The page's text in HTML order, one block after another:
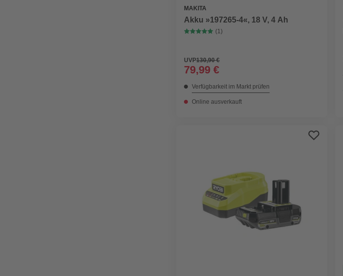
MAKITA
Akku »197265-4«, 18 V, 4 Ah
(1)
UVP130,90 €
79,99 €
Verfügbarkeit im Markt prüfen
Online ausverkauft